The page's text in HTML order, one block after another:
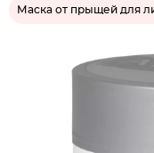
Маска от прыщей для